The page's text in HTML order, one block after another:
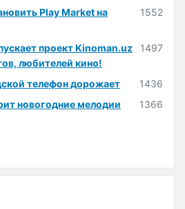
Play Market на
1552
проект Kinoman.uz
любителей кино!
1497
телефон дорожает
1436
новогодние мелодии
1366